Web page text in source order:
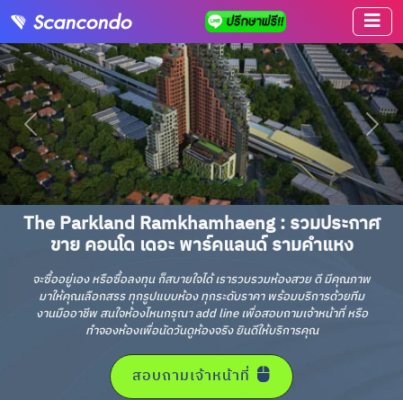
The Parkland Ramkhamhaeng : รวมประกาศ
ขาย คอนโด เดอะ พาร์คแลนด์ รามคำแหง
จะซื้ออยู่เอง หรือซื้อลงทุน ก็สบายใจได้ เรารวบรวมห้องสวย ดี มีคุณภาพ
มาให้คุณเลือกสรร ทุกรูปแบบห้อง ทุกระดับราคา พร้อมบริการด้วยทีม
งานมืออาชีพ สนใจห้องไหนกรุณา add line เพื่อสอบถามเจ้าหน้าที่ หรือ
ทำจองห้องเพื่อนัดวันดูห้องจริง ยินดีให้บริการคุณ
สอบถามเจ้าหน้าที่